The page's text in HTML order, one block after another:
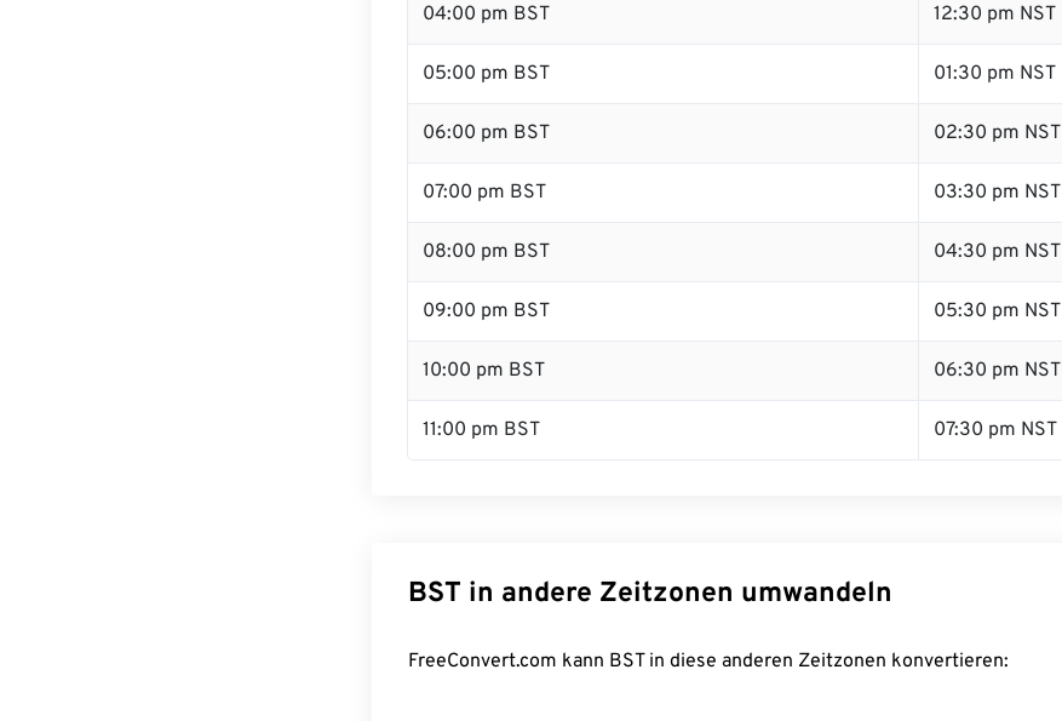
04:00 pm BST 12:30 pm NST
05:00 pm BST 01:30 pm NST
06:00 pm BST 02:30 pm NST
07:00 pm BST 03:30 pm NST
08:00 pm BST 04:30 pm NST
09:00 pm BST 05:30 pm NST
10:00 pm BST 06:30 pm NST
11:00 pm BST 07:30 pm NST
BST in andere Zeitzonen umwandeln
FreeConvert.com kann BST in diese anderen Zeitzonen konvertieren: